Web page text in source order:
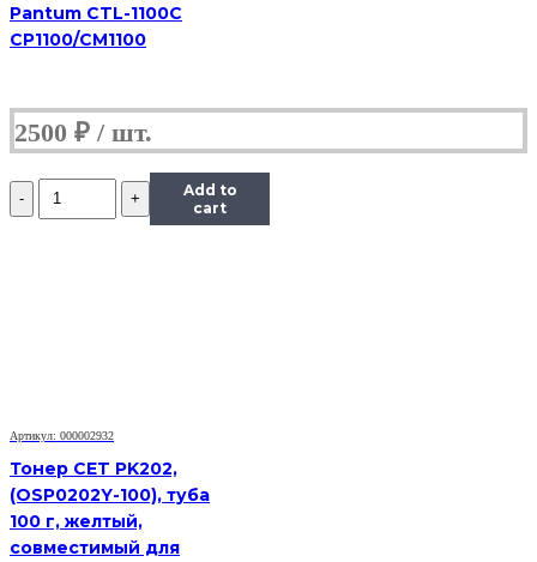
Pantum CTL-1100C
CP1100/CM1100
2500 ₽
Количество
Тонер
банка
Add to
cart
Артикул: 000002932
Тонер CET PK202,
(OSP0202Y-100), туба
100 г, желтый,
совместимый для